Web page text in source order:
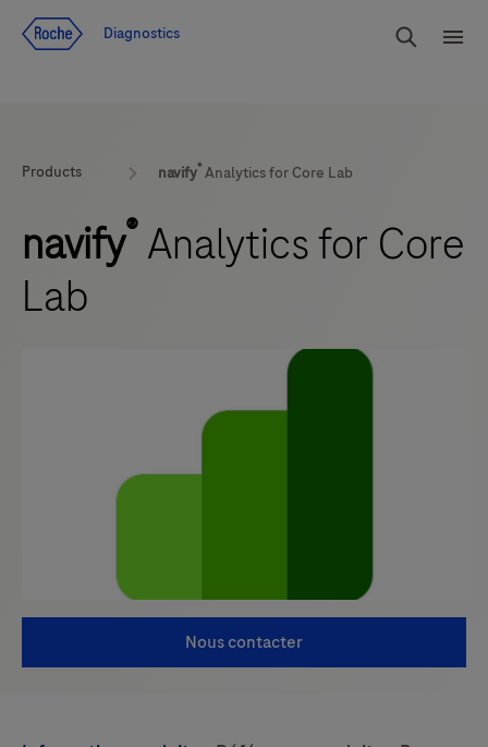
Diagnostics
Products navify® Analytics for Core Lab
navify® Analytics for Core
Lab
Nous contacter